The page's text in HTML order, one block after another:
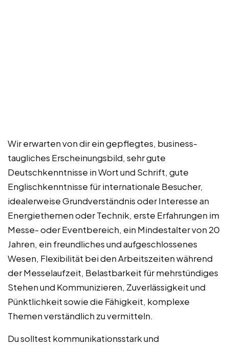
Wir erwarten von dir ein gepflegtes, business-
taugliches Erscheinungsbild, sehr gute
Deutschkenntnisse in Wort und Schrift, gute
Englischkenntnisse für internationale Besucher,
idealerweise Grundverständnis oder Interesse an
Energiethemen oder Technik, erste Erfahrungen im
Messe- oder Eventbereich, ein Mindestalter von 20
Jahren, ein freundliches und aufgeschlossenes
Wesen, Flexibilität bei den Arbeitszeiten während
der Messelaufzeit, Belastbarkeit für mehrstündiges
Stehen und Kommunizieren, Zuverlässigkeit und
Pünktlichkeit sowie die Fähigkeit, komplexe
Themen verständlich zu vermitteln.
Du solltest kommunikationsstark und